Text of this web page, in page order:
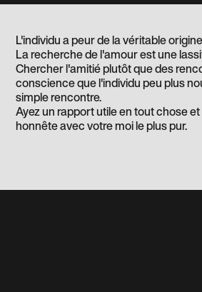
L'individu a peur de la véritable
La recherche de l'amour est une
Chercher l'amitié plutôt que des
conscience que l'individu peu plus
simple rencontre.
Ayez un rapport utile en tout chose
honnête avec votre moi le plus pur.